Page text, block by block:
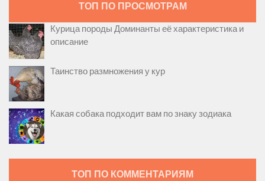
ТОП ПО ПРОСМОТРАМ
Курица породы Доминанты её характеристика и
описание
Таинство размножения у кур
Какая собака подходит вам по знаку зодиака
ТОП ПО КОММЕНТАРИЯМ